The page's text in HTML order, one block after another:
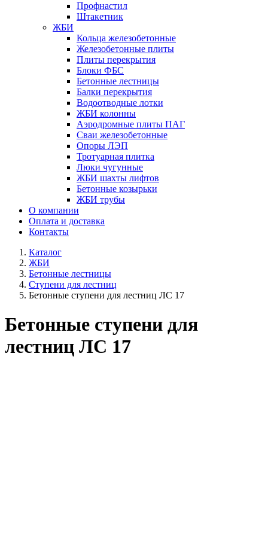
Профнастил
Штакетник
ЖБИ
Кольца железобетонные
Железобетонные плиты
Плиты перекрытия
Блоки ФБС
Бетонные лестницы
Балки перекрытия
Водоотводные лотки
ЖБИ колонны
Аэродромные плиты ПАГ
Сваи железобетонные
Опоры ЛЭП
Тротуарная плитка
Люки чугунные
ЖБИ шахты лифтов
Бетонные козырьки
ЖБИ трубы
О компании
Оплата и доставка
Контакты
Каталог
ЖБИ
Бетонные лестницы
Ступени для лестниц
Бетонные ступени для лестниц ЛС 17
Бетонные ступени для
лестниц ЛС 17